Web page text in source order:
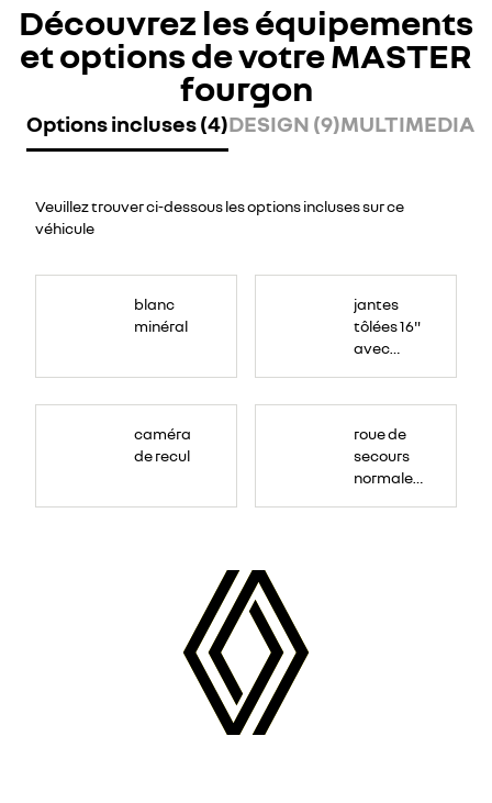
Découvrez les équipements
et options de votre MASTER
fourgon
Options incluses (4)DESIGN (9)MULTIMEDIA
Veuillez trouver ci-dessous les options incluses sur ce
véhicule
blanc
minéral
jantes
tôlées 16"
avec
caméra
de recul
roue de
secours
normale